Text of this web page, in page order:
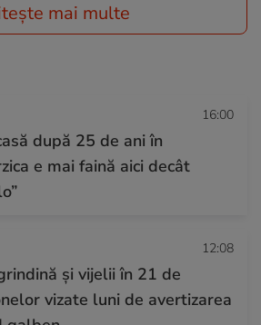
mai multe
16:00
după 25 de ani în
e mai faină aici decât
12:08
și vijelii în 21 de
vizate luni de avertizarea